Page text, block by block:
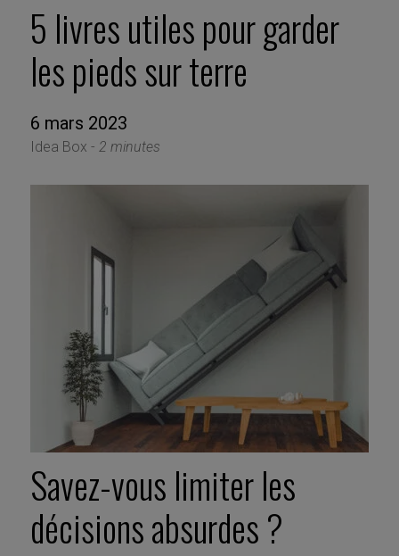
5 livres utiles pour garder
les pieds sur terre
6 mars 2023
Idea Box - 2 minutes
Savez-vous limiter les
décisions absurdes ?